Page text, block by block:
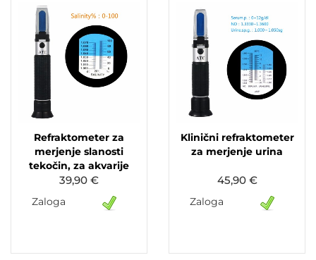
Refraktometer za
merjenje slanosti
tekočin, za akvarije
39,90 €
Zaloga
Klinični refraktometer
za merjenje urina
45,90 €
Zaloga